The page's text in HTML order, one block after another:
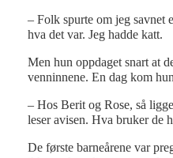
– Folk spurte om jeg savnet
hva det var. Jeg hadde katt.
Men hun oppdaget snart at
venninnene. En dag kom
– Hos Berit og Rose, så
leser avisen. Hva bruker de
De første barneårene var